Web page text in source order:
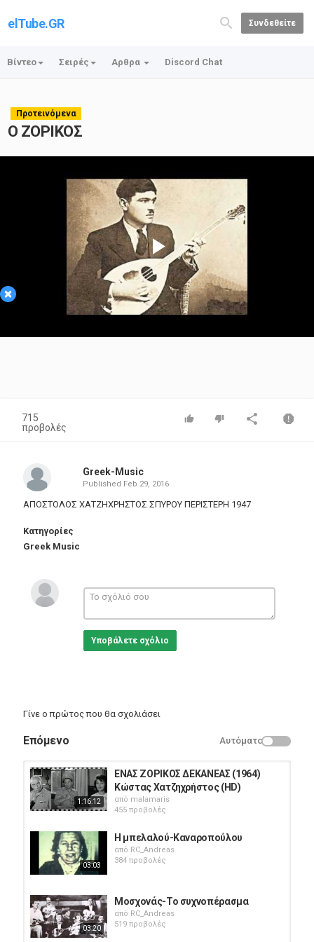
elTube.GR Συνδεθείτε
Βίντεο Σειρές Αρθρα Discord Chat
Προτεινόμενα
Ο ΖΟΡΙΚΟΣ
×
Play
Video
715
προβολές
Greek-Music
Published Feb 29, 2016
ΑΠΟΣΤΟΛΟΣ ΧΑΤΖΗΧΡΗΣΤΟΣ ΣΠΥΡΟΥ ΠΕΡΙΣΤΕΡΗ 1947
Κατηγορίες
Greek Music
Υποβάλετε σχόλιο
Γίνε ο πρώτος που θα σχολιάσει
Επόμενο Αυτόματο
1:16:12
ΕΝΑΣ ΖΟΡΙΚΟΣ ΔΕΚΑΝΕΑΣ (1964)
Κώστας Χατζηχρήστος (HD)
από malamaris
455 προβολές
03:03
Η μπελαλού-Καναροπούλου
από RC_Andreas
384 προβολές
03:20
Μοσχονάς-Το συχνοπέρασμα
από RC_Andreas
519 προβολές